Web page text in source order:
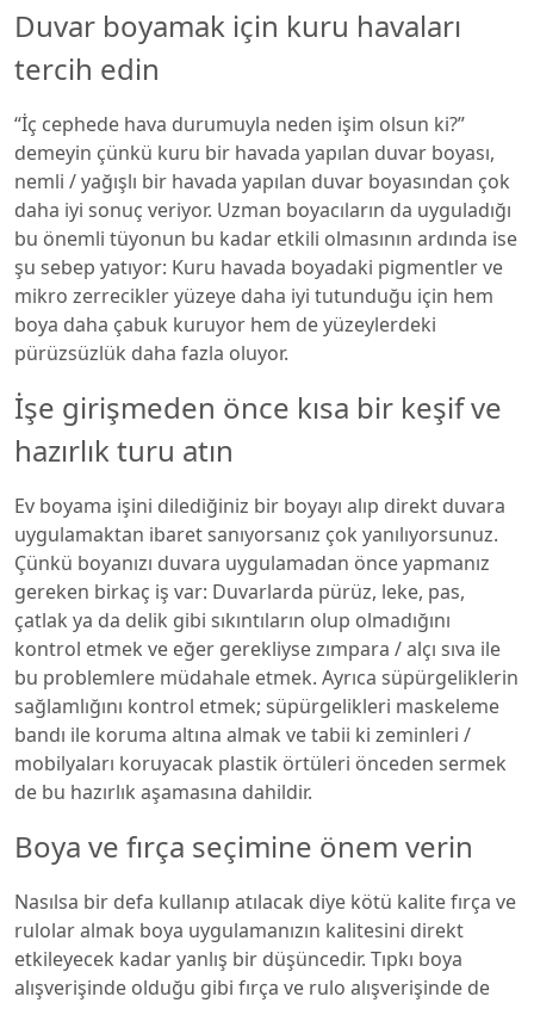
Duvar boyamak için kuru havaları
tercih edin
“İç cephede hava durumuyla neden işim olsun ki?”
demeyin çünkü kuru bir havada yapılan duvar boyası,
nemli / yağışlı bir havada yapılan duvar boyasından çok
daha iyi sonuç veriyor. Uzman boyacıların da uyguladığı
bu önemli tüyonun bu kadar etkili olmasının ardında ise
şu sebep yatıyor: Kuru havada boyadaki pigmentler ve
mikro zerrecikler yüzeye daha iyi tutunduğu için hem
boya daha çabuk kuruyor hem de yüzeylerdeki
pürüzsüzlük daha fazla oluyor.
İşe girişmeden önce kısa bir keşif ve
hazırlık turu atın
Ev boyama işini dilediğiniz bir boyayı alıp direkt duvara
uygulamaktan ibaret sanıyorsanız çok yanılıyorsunuz.
Çünkü boyanızı duvara uygulamadan önce yapmanız
gereken birkaç iş var: Duvarlarda pürüz, leke, pas,
çatlak ya da delik gibi sıkıntıların olup olmadığını
kontrol etmek ve eğer gerekliyse zımpara / alçı sıva ile
bu problemlere müdahale etmek. Ayrıca süpürgeliklerin
sağlamlığını kontrol etmek; süpürgelikleri maskeleme
bandı ile koruma altına almak ve tabii ki zeminleri /
mobilyaları koruyacak plastik örtüleri önceden sermek
de bu hazırlık aşamasına dahildir.
Boya ve fırça seçimine önem verin
Nasılsa bir defa kullanıp atılacak diye kötü kalite fırça ve
rulolar almak boya uygulamanızın kalitesini direkt
etkileyecek kadar yanlış bir düşüncedir. Tıpkı boya
alışverişinde olduğu gibi fırça ve rulo alışverişinde de